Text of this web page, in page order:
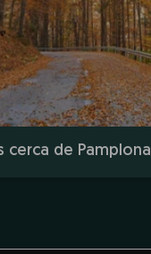
cerca de Pamplona